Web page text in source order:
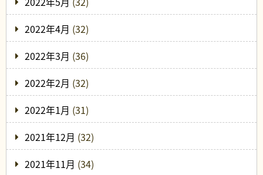
2022年4月 (32)
2022年3月 (36)
2022年2月 (32)
2022年1月 (31)
2021年12月 (32)
2021年11月 (34)